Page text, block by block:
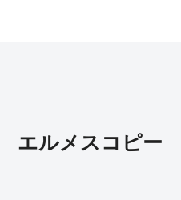
エルメスコピー